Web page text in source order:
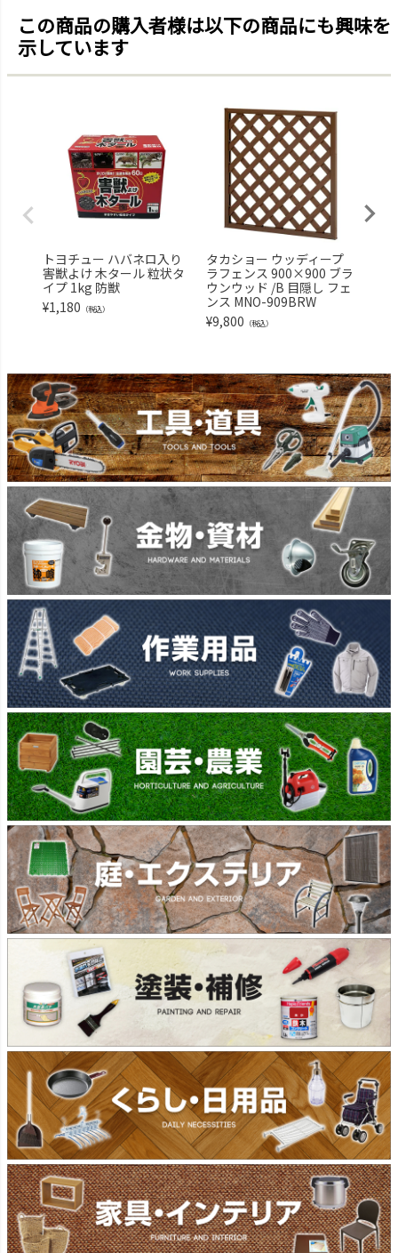
この商品の購入者様は以下の商品にも興味を
示しています
トヨチュー ハバネロ入り
害獣よけ 木タール 粒状タ
イプ 1kg 防獣
¥1,180 （税込）
タカショー ウッディープ
ラフェンス 900×900 ブラ
ウンウッド /B 目隠し フェ
ンス MNO-909BRW
¥9,800 （税込）